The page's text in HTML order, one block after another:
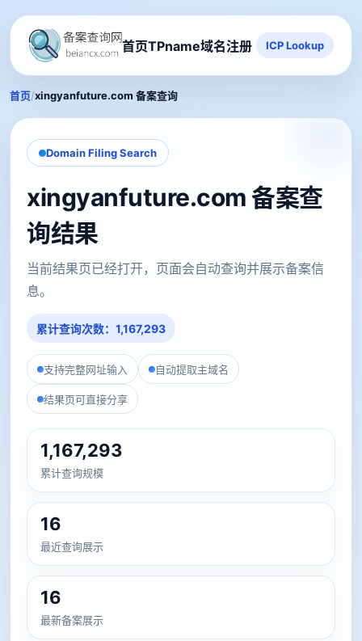
首页TPname域名注册 ICP Lookup
首页/xingyanfuture.com 备案查询
Domain Filing Search
xingyanfuture.com 备案查
询结果
当前结果页已经打开，页面会自动查询并展示备案信
息。
累计查询次数：1,167,293
支持完整网址输入 自动提取主域名
结果页可直接分享
1,167,293
累计查询规模
16
最近查询展示
16
最新备案展示